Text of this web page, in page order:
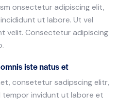
onsectetur adipiscing elit,
ut labore. Ut vel
velit. Consectetur adipiscing
iste natus et
consetetur sadipscing elitr,
tempor invidunt ut labore et